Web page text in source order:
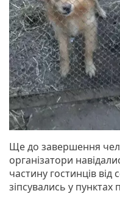
Ще до завершення
організатори
частину гостинців
зіпсувались у пунктах